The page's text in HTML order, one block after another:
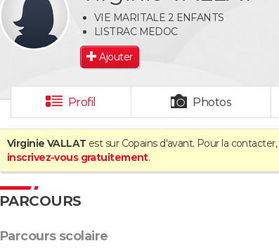
VIE MARITALE 2 ENFANTS
LISTRAC MEDOC
Ajouter
Profil Photos
Virginie VALLAT est sur Copains d'avant. Pour la contacter,
inscrivez-vous gratuitement.
PARCOURS
Parcours scolaire